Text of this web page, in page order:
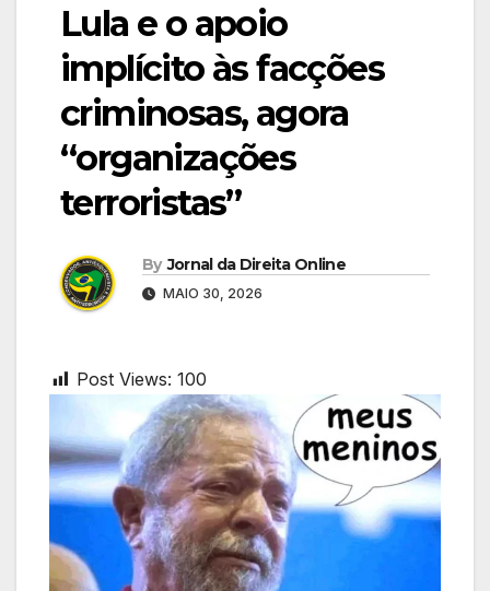
Lula e o apoio
implícito às facções
criminosas, agora
“organizações
terroristas”
By Jornal da Direita Online
MAIO 30, 2026
Post Views: 100